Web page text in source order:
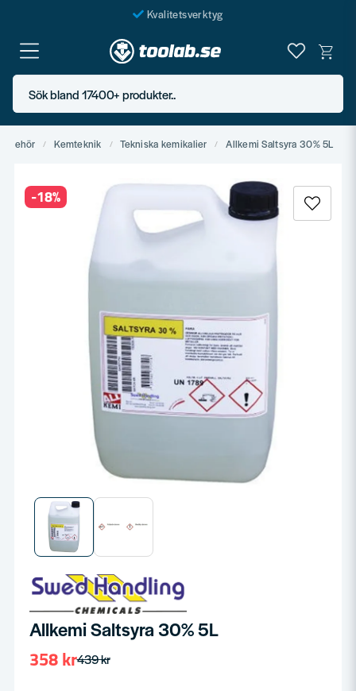
Kvalitetsverktyg
Fraktfritt över 999 SEK*
En järnhandel för alla
Butik i Göteborg
Sök bland 17400+ produkter..
Kemteknik Tekniska kemikalier Allkemi Saltsyra 30% 5L
-18%
Allkemi Saltsyra 30% 5L
439 kr
358 kr